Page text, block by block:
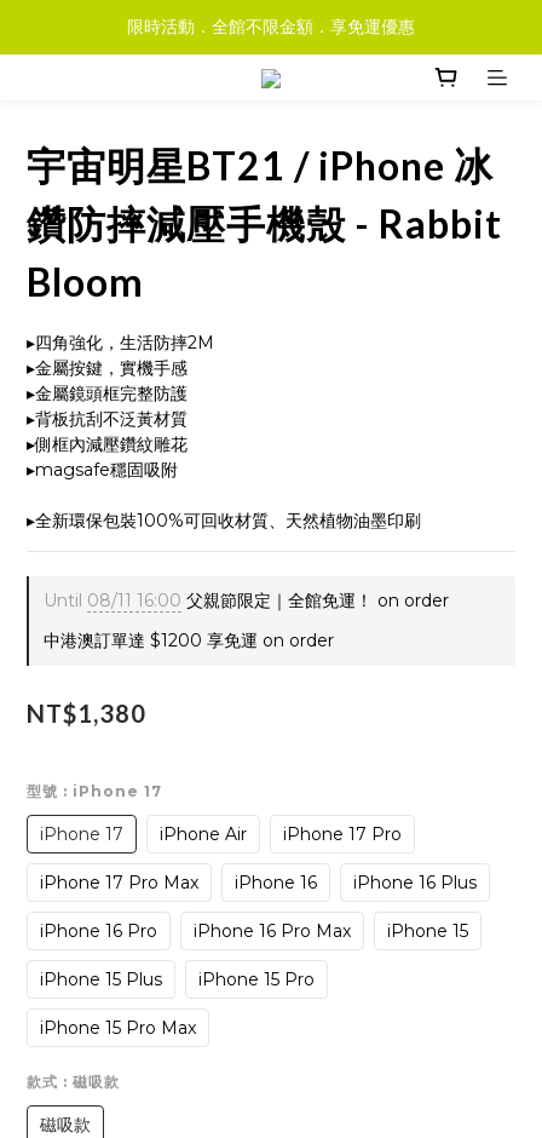
限時活動．全館不限金額．享免運優惠
宇宙明星BT21 / iPhone 冰
鑽防摔減壓手機殼 - Rabbit
Bloom
▸四角強化，生活防摔2M
▸金屬按鍵，實機手感
▸金屬鏡頭框完整防護
▸背板抗刮不泛黃材質
▸側框內減壓鑽紋雕花
▸magsafe穩固吸附
▸全新環保包裝100%可回收材質、天然植物油墨印刷
Until 08/11 16:00 父親節限定｜全館免運！ on order
中港澳訂單達 $1200 享免運 on order
NT$1,380
型號 : iPhone 17
iPhone 17 iPhone Air iPhone 17 Pro
iPhone 17 Pro Max iPhone 16 iPhone 16 Plus
iPhone 16 Pro iPhone 16 Pro Max iPhone 15
iPhone 15 Plus iPhone 15 Pro
iPhone 15 Pro Max
款式 : 磁吸款
磁吸款